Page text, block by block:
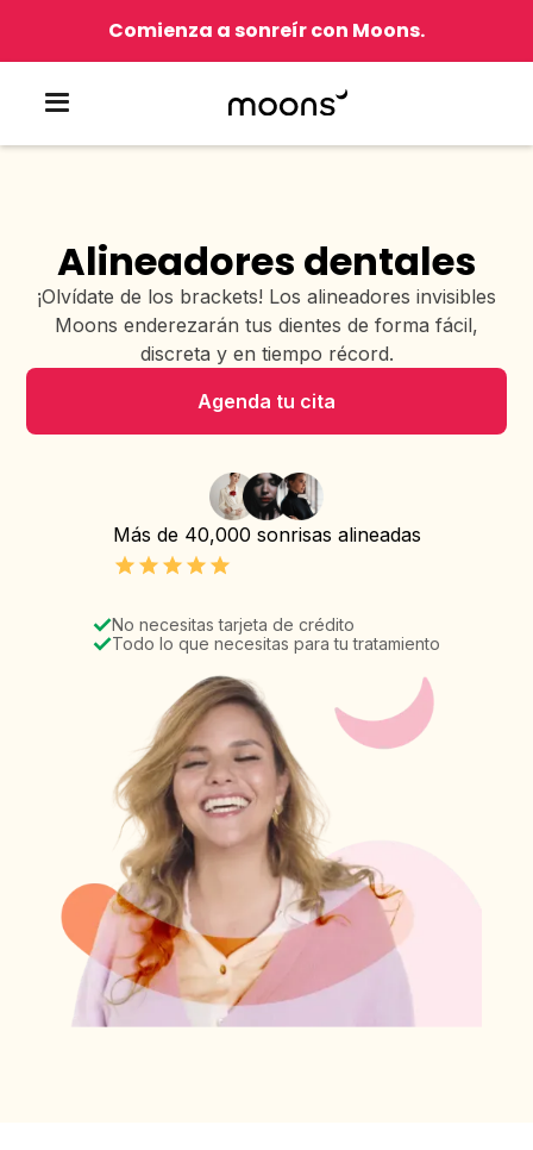
Comienza a sonreír con Moons.
Alineadores dentales
¡Olvídate de los brackets! Los alineadores invisibles
Moons enderezarán tus dientes de forma fácil,
discreta y en tiempo récord.
Agenda tu cita
Más de 40,000 sonrisas alineadas
No necesitas tarjeta de crédito
Todo lo que necesitas para tu tratamiento